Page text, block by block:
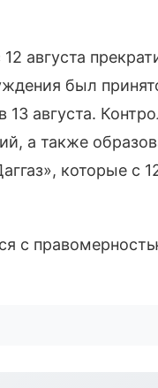
августа
был
13 августа.
а также
которые с
с